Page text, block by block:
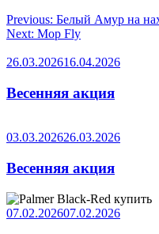
Навигация
по
записям
Previous: Белый Амур на
Next: Mop Fly
26.03.202616.04.2026
Весенняя акция
03.03.202626.03.2026
Весенняя акция
07.02.202607.02.2026